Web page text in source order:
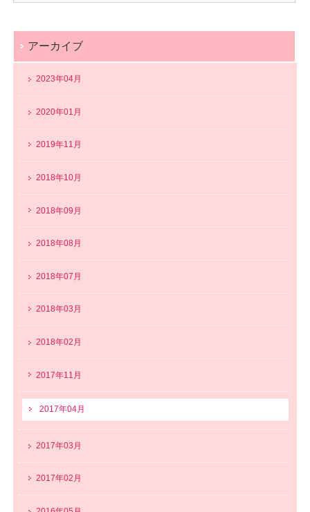
アーカイブ
2023年04月
2020年01月
2019年11月
2018年10月
2018年09月
2018年08月
2018年07月
2018年03月
2018年02月
2017年11月
2017年04月
2017年03月
2017年02月